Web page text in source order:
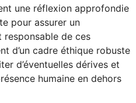
une réflexion approfondie
pour assurer un
de ces
d’un cadre éthique robuste
d’éventuelles dérives et
humaine en dehors